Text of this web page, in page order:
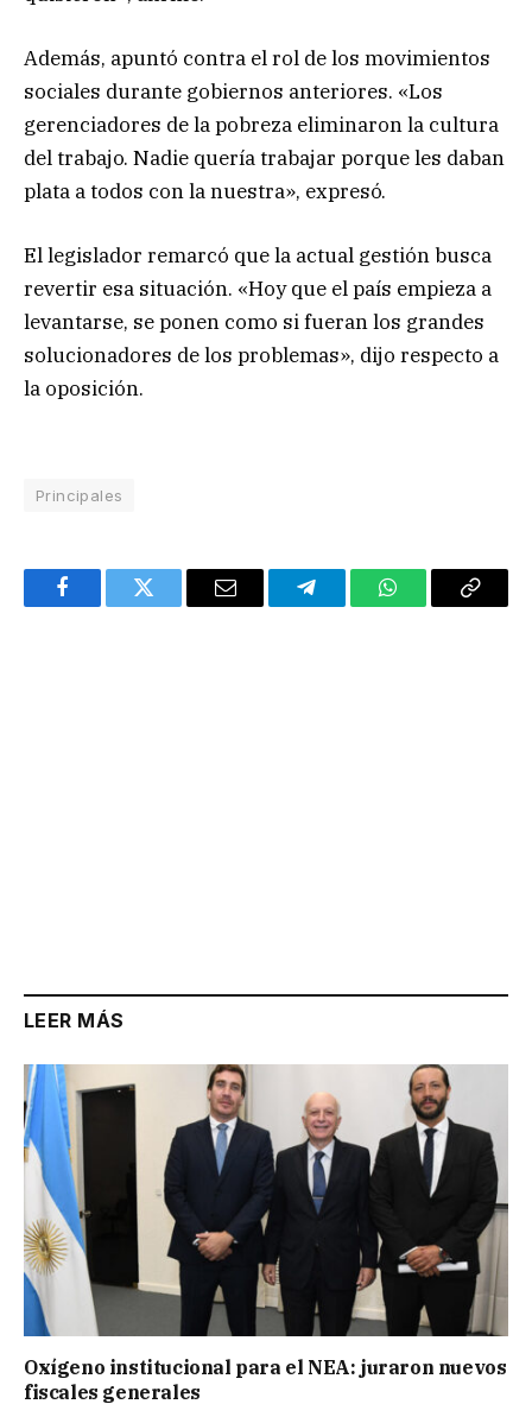
Además, apuntó contra el rol de los movimientos
sociales durante gobiernos anteriores. «Los
gerenciadores de la pobreza eliminaron la cultura
del trabajo. Nadie quería trabajar porque les daban
plata a todos con la nuestra», expresó.
El legislador remarcó que la actual gestión busca
revertir esa situación. «Hoy que el país empieza a
levantarse, se ponen como si fueran los grandes
solucionadores de los problemas», dijo respecto a
la oposición.
Principales
FacebookTwitter Email TelegramWhatsAppCopy
LEER MÁS
Oxígeno institucional para el NEA: juraron nuevos
fiscales generales